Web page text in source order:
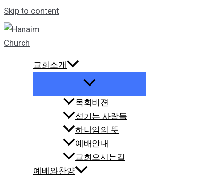
Skip to content
교회소개
목회비젼
섬기는 사람들
하나임의 뜻
예배안내
교회오시는길
예배와찬양